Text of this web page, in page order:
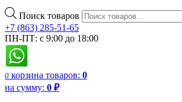
Поиск товаров
+7 (863) 285-51-65
ПН-ПТ: с 9:00 до 18:00
0 корзина товаров: 0
на сумму: 0 ₽